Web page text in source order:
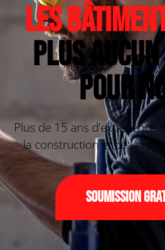
Les
plus
pour
Plus de 15 ans d’expérience
la construction et de la
Soumission